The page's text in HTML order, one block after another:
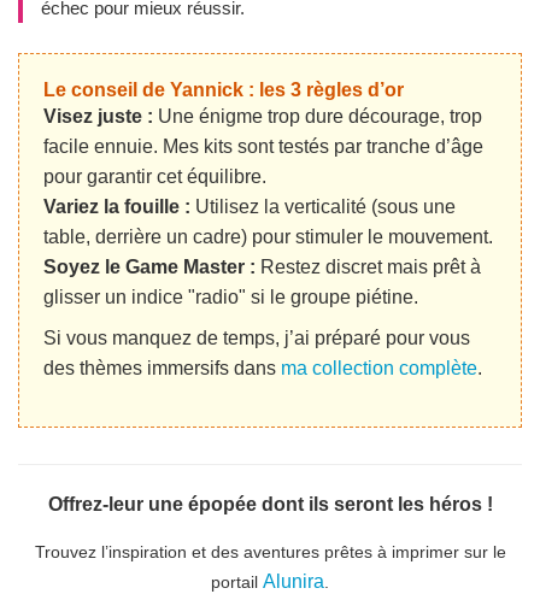
échec pour mieux réussir.
Le conseil de Yannick : les 3 règles d’or
Visez juste : Une énigme trop dure décourage, trop
facile ennuie. Mes kits sont testés par tranche d’âge
pour garantir cet équilibre.
Variez la fouille : Utilisez la verticalité (sous une
table, derrière un cadre) pour stimuler le mouvement.
Soyez le Game Master : Restez discret mais prêt à
glisser un indice "radio" si le groupe piétine.
Si vous manquez de temps, j’ai préparé pour vous
des thèmes immersifs dans ma collection complète.
Offrez-leur une épopée dont ils seront les héros !
Trouvez l’inspiration et des aventures prêtes à imprimer sur le
portail Alunira.